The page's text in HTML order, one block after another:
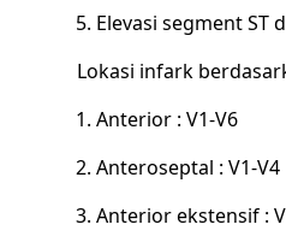
Elevasi segment ST
Lokasi infark
Anterior : V1-V6
Anteroseptal : V1-V4
Anterior ekstensif :